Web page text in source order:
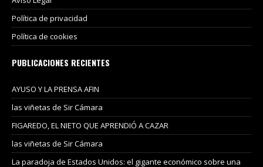
Política de privacidad
Política de cookies
PUBLICACIONES RECIENTES
AYUSO Y LA PRENSA AFIN
las viñetas de Sir Cámara
FIGAREDO, EL NIETO QUE APRENDIÓ A CAZAR
las viñetas de Sir Cámara
La paradoja de Estados Unidos: el gigante económico sobre una